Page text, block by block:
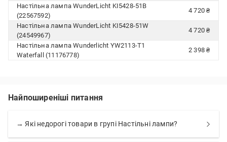
Настільна лампа WunderLicht KI5428-51B
(22567592)
4 720 ₴
Настільна лампа WunderLicht KI5428-51W
(24549967)
4 720 ₴
Настільна лампа Wunderlicht YW2113-T1
Waterfall (11176778)
2 398 ₴
Найпоширеніші питання
→ Які недорогі товари в групі Настільні лампи?